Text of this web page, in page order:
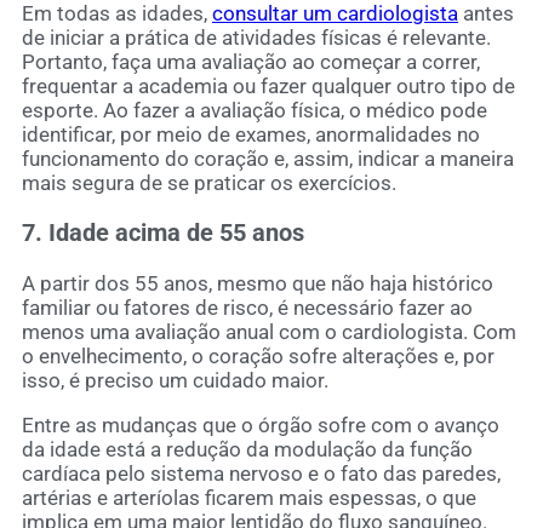
Em todas as idades, consultar um cardiologista antes
de iniciar a prática de atividades físicas é relevante.
Portanto, faça uma avaliação ao começar a correr,
frequentar a academia ou fazer qualquer outro tipo de
esporte. Ao fazer a avaliação física, o médico pode
identificar, por meio de exames, anormalidades no
funcionamento do coração e, assim, indicar a maneira
mais segura de se praticar os exercícios.
7. Idade acima de 55 anos
A partir dos 55 anos, mesmo que não haja histórico
familiar ou fatores de risco, é necessário fazer ao
menos uma avaliação anual com o cardiologista. Com
o envelhecimento, o coração sofre alterações e, por
isso, é preciso um cuidado maior.
Entre as mudanças que o órgão sofre com o avanço
da idade está a redução da modulação da função
cardíaca pelo sistema nervoso e o fato das paredes,
artérias e arteríolas ficarem mais espessas, o que
implica em uma maior lentidão do fluxo sanguíneo.